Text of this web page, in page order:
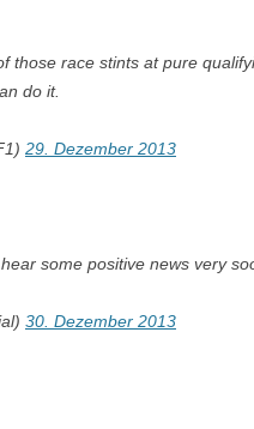
those race stints at pure
do it.
29. Dezember 2013
some positive news very
30. Dezember 2013